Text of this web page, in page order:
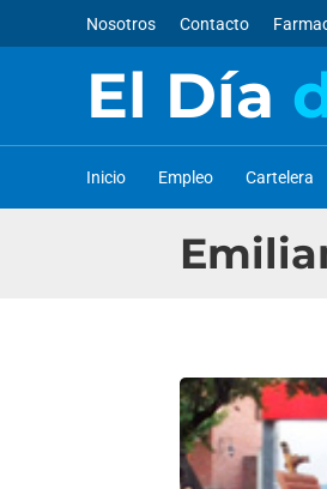
Nosotros Contacto
El Día
Inicio Empleo Cartelera